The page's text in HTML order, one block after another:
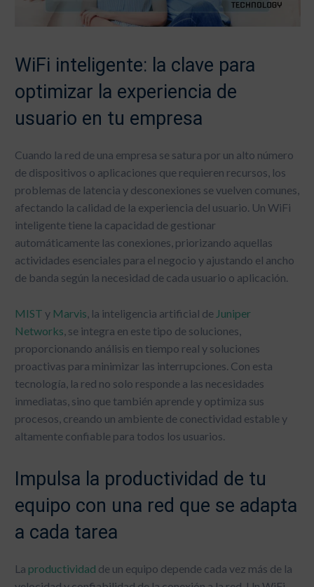
Global Eng Esp
WiFi inteligente: la clave para
optimizar la experiencia de
usuario en tu empresa
Cuando la red de una empresa se satura por un alto número
de dispositivos o aplicaciones que requieren recursos, los
problemas de latencia y desconexiones se vuelven comunes,
afectando la calidad de la experiencia del usuario. Un WiFi
inteligente tiene la capacidad de gestionar
automáticamente las conexiones, priorizando aquellas
actividades esenciales para el negocio y ajustando el ancho
de banda según la necesidad de cada usuario o aplicación.
MIST y Marvis , la inteligencia artificial de Juniper
Networks , se integra en este tipo de soluciones,
proporcionando análisis en tiempo real y soluciones
proactivas para minimizar las interrupciones. Con esta
tecnología, la red no solo responde a las necesidades
inmediatas, sino que también aprende y optimiza sus
procesos, creando un ambiente de conectividad estable y
altamente confiable para todos los usuarios.
Impulsa la productividad de tu
equipo con una red que se adapta
a cada tarea
La productividad de un equipo depende cada vez más de la